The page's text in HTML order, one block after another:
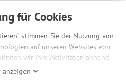
für Cookies
stimmen Sie der Nutzung von
auf unseren Websites von
wir Ihre Aktivitäten anhand
nachvollziehen. Dies
anzeigen
E-Bike-Rahmen,
wunderschön anzusehen.
Akku ist in vielerlei Hinsicht das
dem Modular Battery System hat
Handling entwickelt.
im Bike laden oder auch